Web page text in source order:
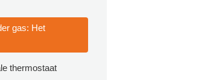
gas: Het
thermostaat